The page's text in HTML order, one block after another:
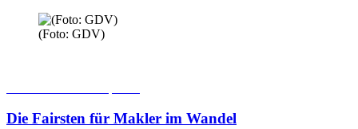
(Foto: GDV)
Die Fairsten für Makler im Wandel